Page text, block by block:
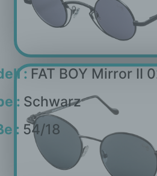
: FAT BOY Mirror II
: Schwarz
: 54/18